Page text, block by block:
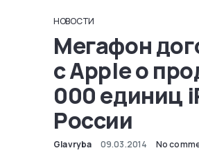
НОВОСТИ
Мегафон
с Apple о
000 единиц
России
Glavryba 09.03.2014 No